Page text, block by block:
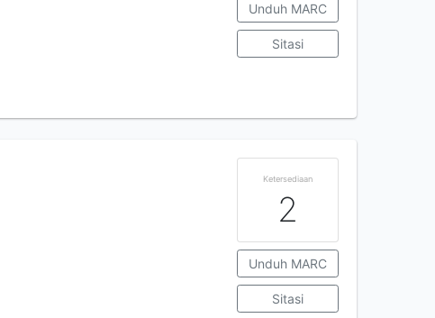
Unduh MARC
Sitasi
Ketersediaan
2
Unduh MARC
Sitasi